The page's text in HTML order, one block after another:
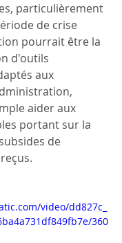
particulièrement
de crise
pourrait être la
d'outils
aux
aider aux
portant sur la
de
video/dd827c_
360